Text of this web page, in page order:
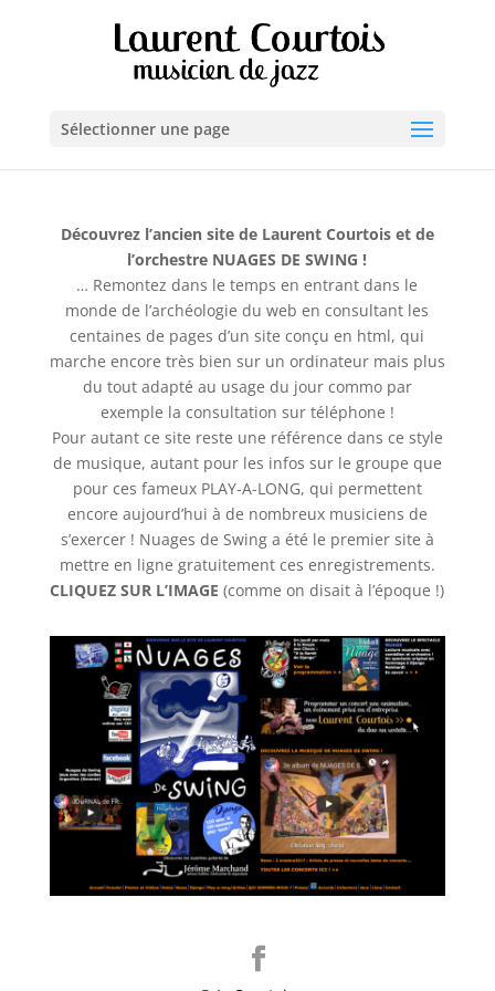
Sélectionner une page
Découvrez l’ancien site de Laurent Courtois et de
l’orchestre NUAGES DE SWING !
… Remontez dans le temps en entrant dans le
monde de l’archéologie du web en consultant les
centaines de pages d’un site conçu en html, qui
marche encore très bien sur un ordinateur mais plus
du tout adapté au usage du jour commo par
exemple la consultation sur téléphone !
Pour autant ce site reste une référence dans ce style
de musique, autant pour les infos sur le groupe que
pour ces fameux PLAY-A-LONG, qui permettent
encore aujourd’hui à de nombreux musiciens de
s’exercer ! Nuages de Swing a été le premier site à
mettre en ligne gratuitement ces enregistrements.
CLIQUEZ SUR L’IMAGE (comme on disait à l’époque !)